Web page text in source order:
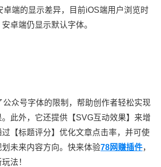
卓端的显示差异，目前iOS端用户浏览时
卓端仍显示默认字体。
公众号字体的限制，帮助创作者轻松实现
此外，它还提供【SVG互动效果】来增
【标题评分】优化文章点击率，并可使
未来内容方向。快来体验78网赚插件，
法！